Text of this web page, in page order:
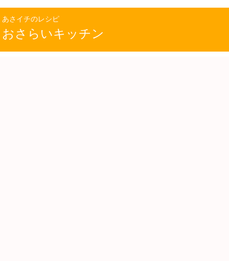
あさイチのレシピ
おさらいキッチン